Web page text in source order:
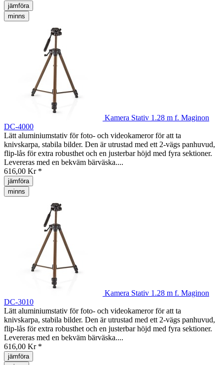
jämföra
minns
Kamera Stativ 1.28 m f. Maginon
DC-4000
Lätt aluminiumstativ för foto- och videokameror för att ta
knivskarpa, stabila bilder. Den är utrustad med ett 2-vägs panhuvud,
flip-lås för extra robusthet och en justerbar höjd med fyra sektioner.
Levereras med en bekväm bärväska....
616,00 Kr *
jämföra
minns
Kamera Stativ 1.28 m f. Maginon
DC-3010
Lätt aluminiumstativ för foto- och videokameror för att ta
knivskarpa, stabila bilder. Den är utrustad med ett 2-vägs panhuvud,
flip-lås för extra robusthet och en justerbar höjd med fyra sektioner.
Levereras med en bekväm bärväska....
616,00 Kr *
jämföra